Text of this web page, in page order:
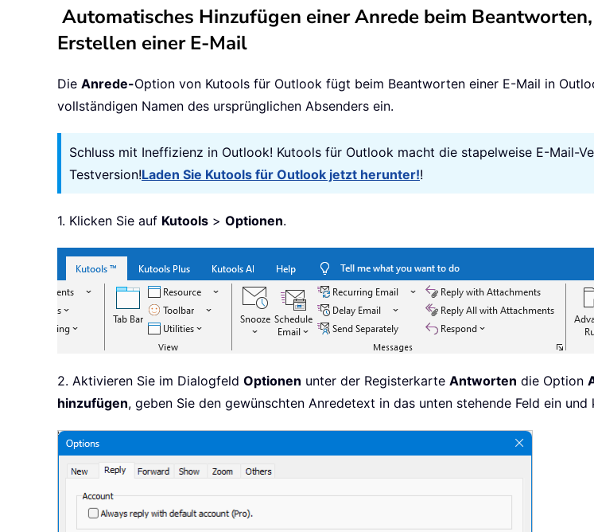
Automatisches Hinzufügen einer Anrede beim
Erstellen einer E-Mail
Die Anrede-Option von Kutools für Outlook fügt beim Beantworten einer E-Mail in
vollständigen Namen des ursprünglichen Absenders ein.
Schluss mit Ineffizienz in Outlook! Kutools für Outlook macht die stapelweise E-Mail-
Testversion!Laden Sie Kutools für Outlook jetzt herunter!!
1. Klicken Sie auf Kutools > Optionen.
2. Aktivieren Sie im Dialogfeld Optionen unter der Registerkarte Antworten die Option
hinzufügen, geben Sie den gewünschten Anredetext in das unten stehende Feld ein